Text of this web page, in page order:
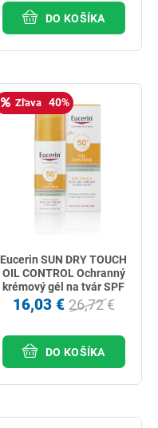
DO KOŠÍKA
Zľava 40%
Eucerin SUN DRY TOUCH
OIL CONTROL Ochranný
krémový gél na tvár SPF
50+ 50ml
16,03 € 26,72 €
DO KOŠÍKA